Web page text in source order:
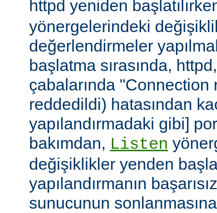
httpd yeniden
yönergelerindeki
değerlendirmeler
başlatma sırasında,
çabalarında "Connection
reddedildi) hatasından
yapılandırmadaki gibi]
bakımdan, Listen
değişiklikler yenden
yapılandırmanın
sunucunun